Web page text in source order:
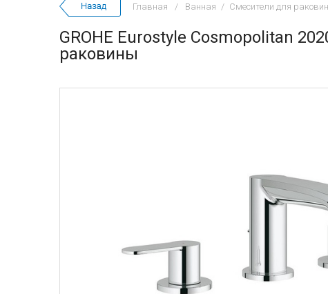
Главная / Ванная / Смесители для
GROHE Eurostyle Cosmopolitan
раковины